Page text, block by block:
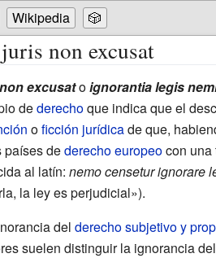
Wikipedia 🎲
non excusat
excusatoignorantia legis
dederechoque indica que el
oficción jurídicade que,
países dederecho europeocon una
al latín: nemo censetur ignorare
la ley es perjudicial»).
del derecho subjetivo y
suelen distinguir la ignorancia del